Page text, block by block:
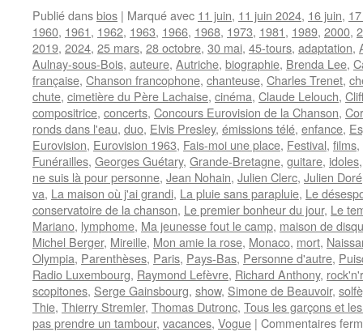
Publié dansbios | Marqué avec 11 juin, 11 juin 2024, 16 juin,
1960, 1961, 1962, 1963, 1966, 1968, 1973, 1981, 1989, 2000,
2019, 2024, 25 mars, 28 octobre, 30 mai, 45-tours, adaptation,
Aulnay-sous-Bois, auteure, Autriche, biographie, Brenda Lee,
française, Chanson francophone, chanteuse, Charles Trenet,
chute, cimetière du Père Lachaise, cinéma, Claude Lelouch,
compositrice, concerts, Concours Eurovision de la Chanson,
ronds dans l'eau, duo, Elvis Presley, émissions télé, enfance,
Eurovision, Eurovision 1963, Fais-moi une place, Festival, films,
Funérailles, Georges Guétary, Grande-Bretagne, guitare, idoles
ne suis là pour personne, Jean Nohain, Julien Clerc, Julien Doré
va, La maison où j'ai grandi, La pluie sans parapluie, Le
conservatoire de la chanson, Le premier bonheur du jour, Le
Mariano, lymphome, Ma jeunesse fout le camp, maison de
Michel Berger, Mireille, Mon amie la rose, Monaco, mort,
Olympia, Parenthèses, Paris, Pays-Bas, Personne d'autre,
Radio Luxembourg, Raymond Lefèvre, Richard Anthony,
scopitones, Serge Gainsbourg, show, Simone de Beauvoir,
Thie, Thierry Stremler, Thomas Dutronc, Tous les garçons et
pas prendre un tambour, vacances, Vogue | Commentaires